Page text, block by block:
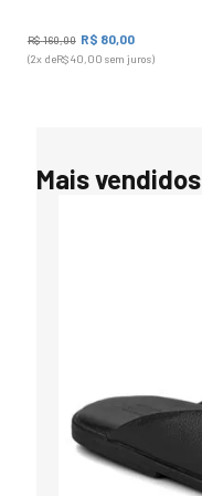
R$160,00 R$ 80, 00
(2x deR$40,00 sem juros)
Mais vendidos